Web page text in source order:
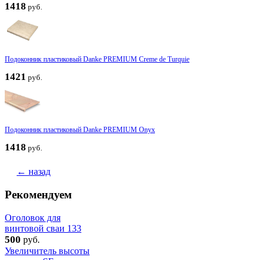
1418 руб.
Подоконник пластиковый Danke PREMIUM Creme de Turquie
1421 руб.
Подоконник пластиковый Danke PREMIUM Onyx
1418 руб.
← назад
Рекомендуем
Оголовок для
винтовой сваи 133
500 руб.
Увеличитель высоты